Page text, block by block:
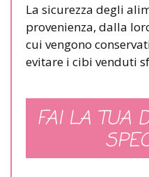
La sicurezza degli
provenienza, dalla
cui vengono
evitare i cibi venduti
FAI LA TUA